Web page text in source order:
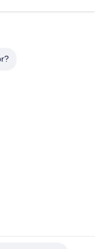
masten
14m